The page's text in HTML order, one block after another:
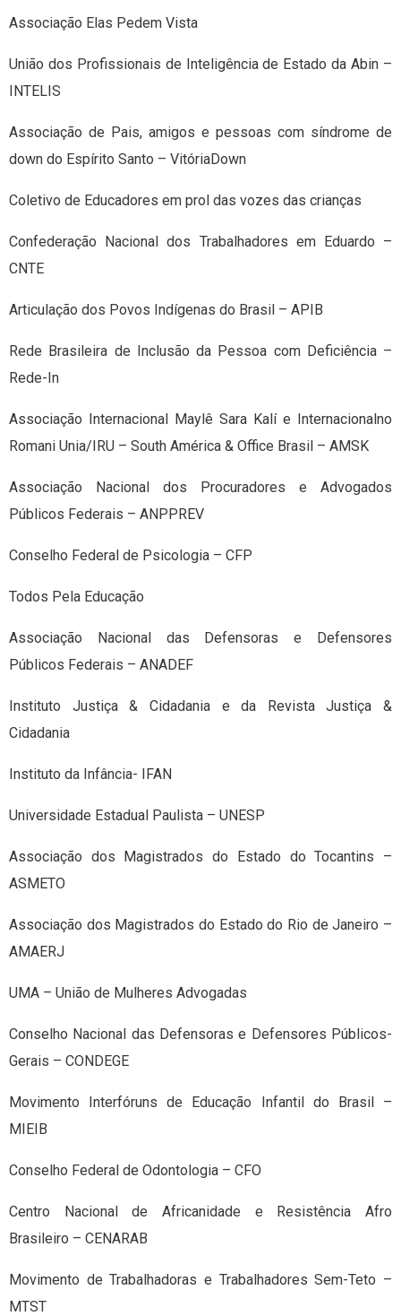
Associação Elas Pedem Vista
União dos Profissionais de Inteligência de Estado da Abin –
INTELIS
Associação de Pais, amigos e pessoas com síndrome de
down do Espírito Santo – VitóriaDown
Coletivo de Educadores em prol das vozes das crianças
Confederação Nacional dos Trabalhadores em Eduardo –
CNTE
Articulação dos Povos Indígenas do Brasil – APIB
Rede Brasileira de Inclusão da Pessoa com Deficiência –
Rede-In
Associação Internacional Maylê Sara Kalí e Internacionalno
Romani Unia/IRU – South América & Office Brasil – AMSK
Associação Nacional dos Procuradores e Advogados
Públicos Federais – ANPPREV
Conselho Federal de Psicologia – CFP
Todos Pela Educação
Associação Nacional das Defensoras e Defensores
Públicos Federais – ANADEF
Instituto Justiça & Cidadania e da Revista Justiça &
Cidadania
Instituto da Infância- IFAN
Universidade Estadual Paulista – UNESP
Associação dos Magistrados do Estado do Tocantins –
ASMETO
Associação dos Magistrados do Estado do Rio de Janeiro –
AMAERJ
UMA – União de Mulheres Advogadas
Conselho Nacional das Defensoras e Defensores Públicos-
Gerais – CONDEGE
Movimento Interfóruns de Educação Infantil do Brasil –
MIEIB
Conselho Federal de Odontologia – CFO
Centro Nacional de Africanidade e Resistência Afro
Brasileiro – CENARAB
Movimento de Trabalhadoras e Trabalhadores Sem-Teto –
MTST